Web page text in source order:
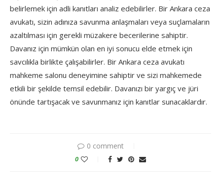
belirlemek için adli kanıtları analiz edebilirler. Bir Ankara ceza
avukatı, sizin adınıza savunma anlaşmaları veya suçlamaların
azaltılması için gerekli müzakere becerilerine sahiptir.
Davanız için mümkün olan en iyi sonucu elde etmek için
savcılıkla birlikte çalışabilirler. Bir Ankara ceza avukatı
mahkeme salonu deneyimine sahiptir ve sizi mahkemede
etkili bir şekilde temsil edebilir. Davanızı bir yargıç ve jüri
önünde tartışacak ve savunmanız için kanıtlar sunacaklardır.
0 comment
0